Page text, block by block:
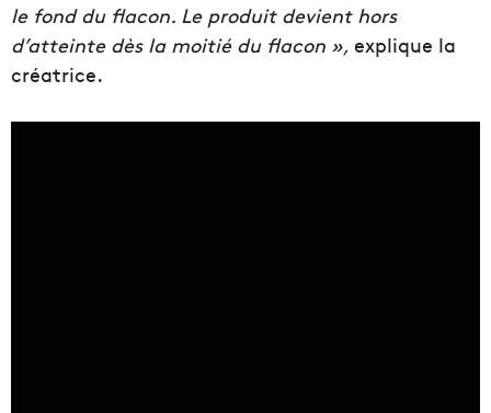
le fond du flacon. Le produit devient hors
d’atteinte dès la moitié du flacon », explique la
créatrice.